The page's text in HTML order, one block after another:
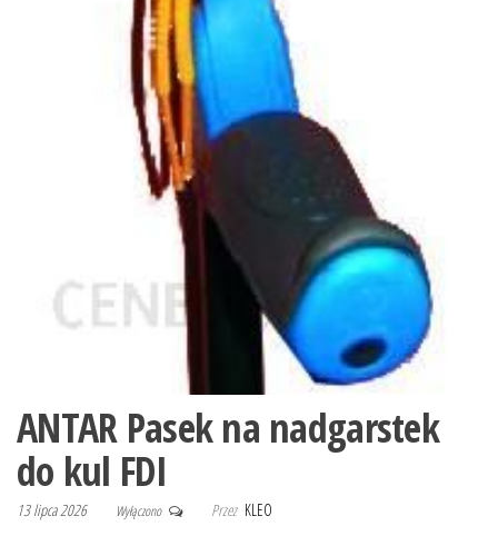
ANTAR Pasek na nadgarstek
do kul FDI
13 lipca 2026 Wyłączono Przez KLEO